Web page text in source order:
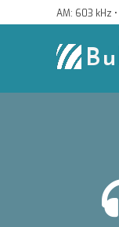
to
AM: 603 kHz •